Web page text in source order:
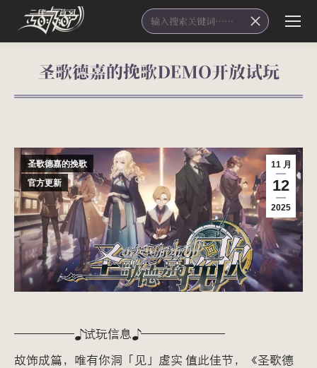
Search:
圣歌德嘉的挽歌DEMO开放试玩
您在这里：
11 月
12
2025
圣歌德嘉的挽歌
官方更新
—————♪试玩信息♪———————
故饰成篇，唯有你洞「见」虚实 值此佳节，《圣歌德